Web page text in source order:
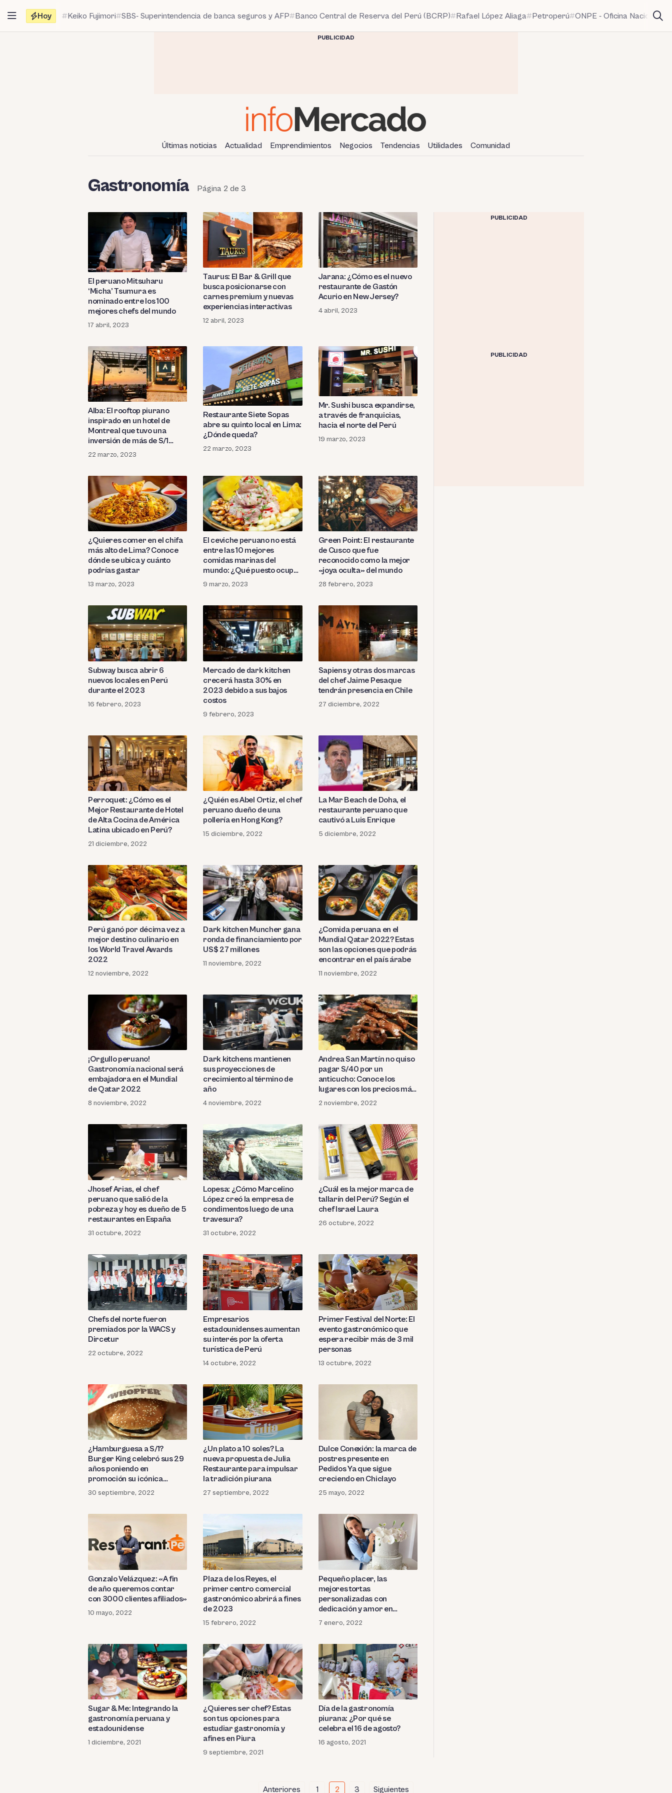
contenido
Hoy Keiko Fujimori SBS- Superintendencia de banca seguros y AFP Banco Central de Reserva del Perú (BCRP) Rafael López Aliaga Petroperú ONPE - Oficina Nacional
PUBLICIDAD
Últimas noticias Actualidad Emprendimientos Negocios Tendencias Utilidades Comunidad
Gastronomía Página 2 de 3
El peruano Mitsuharu
‘Micha’ Tsumura es
nominado entre los 100
mejores chefs del mundo
17 abril, 2023
Taurus: El Bar & Grill que
busca posicionarse con
carnes premium y nuevas
experiencias interactivas
12 abril, 2023
Jarana: ¿Cómo es el nuevo
restaurante de Gastón
Acurio en New Jersey?
4 abril, 2023
Alba: El rooftop piurano
inspirado en un hotel de
Montreal que tuvo una
inversión de más de S/1
millón
22 marzo, 2023
Restaurante Siete Sopas
abre su quinto local en Lima:
¿Dónde queda?
22 marzo, 2023
Mr. Sushi busca expandirse,
a través de franquicias,
hacia el norte del Perú
19 marzo, 2023
¿Quieres comer en el chifa
más alto de Lima? Conoce
dónde se ubica y cuánto
podrías gastar
13 marzo, 2023
El ceviche peruano no está
entre las 10 mejores
comidas marinas del
mundo: ¿Qué puesto ocupa
el plato bandera?
9 marzo, 2023
Green Point: El restaurante
de Cusco que fue
reconocido como la mejor
«joya oculta» del mundo
28 febrero, 2023
Subway busca abrir 6
nuevos locales en Perú
durante el 2023
16 febrero, 2023
Mercado de dark kitchen
crecerá hasta 30% en
2023 debido a sus bajos
costos
9 febrero, 2023
Sapiens y otras dos marcas
del chef Jaime Pesaque
tendrán presencia en Chile
27 diciembre, 2022
Perroquet: ¿Cómo es el
Mejor Restaurante de Hotel
de Alta Cocina de América
Latina ubicado en Perú?
21 diciembre, 2022
¿Quién es Abel Ortiz, el chef
peruano dueño de una
pollería en Hong Kong?
15 diciembre, 2022
La Mar Beach de Doha, el
restaurante peruano que
cautivó a Luis Enrique
5 diciembre, 2022
Perú ganó por décima vez a
mejor destino culinario en
los World Travel Awards
2022
12 noviembre, 2022
Dark kitchen Muncher gana
ronda de financiamiento por
US$ 27 millones
11 noviembre, 2022
¿Comida peruana en el
Mundial Qatar 2022? Estas
son las opciones que podrás
encontrar en el país árabe
11 noviembre, 2022
¡Orgullo peruano!
Gastronomía nacional será
embajadora en el Mundial
de Qatar 2022
8 noviembre, 2022
Dark kitchens mantienen
sus proyecciones de
crecimiento al término de
año
4 noviembre, 2022
Andrea San Martín no quiso
pagar S/40 por un
anticucho: Conoce los
lugares con los precios más
bajos
2 noviembre, 2022
Jhosef Arias, el chef
peruano que salió de la
pobreza y hoy es dueño de 5
restaurantes en España
31 octubre, 2022
Lopesa: ¿Cómo Marcelino
López creó la empresa de
condimentos luego de una
travesura?
31 octubre, 2022
¿Cuál es la mejor marca de
tallarín del Perú? Según el
chef Israel Laura
26 octubre, 2022
Chefs del norte fueron
premiados por la WACS y
Dircetur
22 octubre, 2022
Empresarios
estadounidenses aumentan
su interés por la oferta
turística de Perú
14 octubre, 2022
Primer Festival del Norte: El
evento gastronómico que
espera recibir más de 3 mil
personas
13 octubre, 2022
¿Hamburguesa a S/1?
Burger King celebró sus 29
años poniendo en
promoción su icónica
Whopper
30 septiembre, 2022
¿Un plato a 10 soles? La
nueva propuesta de Julia
Restaurante para impulsar
la tradición piurana
27 septiembre, 2022
Dulce Conexión: la marca de
postres presente en
Pedidos Ya que sigue
creciendo en Chiclayo
25 mayo, 2022
Gonzalo Velázquez: «A fin
de año queremos contar
con 3000 clientes afiliados»
10 mayo, 2022
Plaza de los Reyes, el
primer centro comercial
gastronómico abrirá a fines
de 2023
15 febrero, 2022
Pequeño placer, las
mejores tortas
personalizadas con
dedicación y amor en
Tumbes
7 enero, 2022
Sugar & Me: Integrando la
gastronomía peruana y
estadounidense
1 diciembre, 2021
¿Quieres ser chef? Estas
son tus opciones para
estudiar gastronomía y
afines en Piura
9 septiembre, 2021
Día de la gastronomía
piurana: ¿Por qué se
celebra el 16 de agosto?
16 agosto, 2021
PUBLICIDAD
PUBLICIDAD
Anteriores 1 2 3 Siguientes